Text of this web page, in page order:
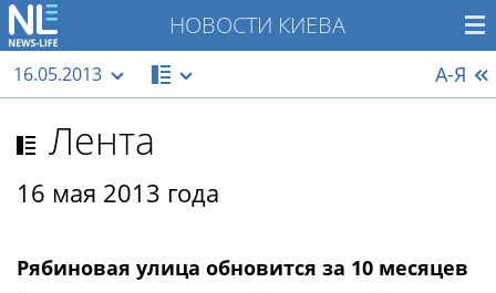
НОВОСТИ КИЕВА
16.05.2013 А-Я
Лента
16 мая 2013 года
Рябиновая улица обновится за 10 месяцев